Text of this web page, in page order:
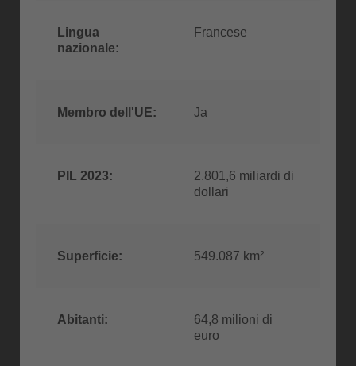
Lingua
nazionale:
Francese
Membro dell'UE: Ja
PIL 2023:
2.801,6 miliardi di
dollari
Superficie: 549.087 km²
Abitanti:
64,8 milioni di
euro